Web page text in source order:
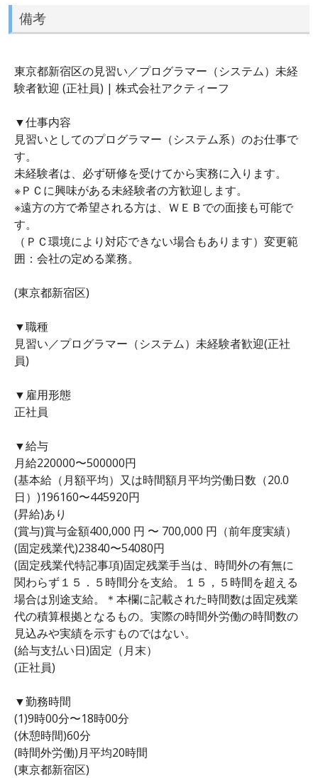
備考
東京都新宿区の見習い／プログラマー（システム）未経
験者歓迎 (正社員) | 株式会社アクティーフ
▼仕事内容
見習いとしてのプログラマー（システム系）のお仕事で
す。
未経験者は、必ず研修を受けてから実務に入ります。
※ＰＣに興味がある未経験者の方歓迎します。
※遠方の方で希望される方は、ＷＥＢでの面接も可能で
す。
（ＰＣ環境により対応できない場合もあります）変更範
囲：会社の定める業務。
(東京都新宿区)
▼職種
見習い／プログラマー（システム）未経験者歓迎(正社
員)
▼雇用形態
正社員
▼給与
月給220000〜500000円
(基本給（月額平均）又は時間額月平均労働日数（20.0
日）)196160〜445920円
(昇給)あり
(賞与)賞与金額400,000 円 〜 700,000 円（前年度実績）
(固定残業代)23840〜54080円
(固定残業代特記事項)固定残業手当は、時間外の有無に
関わらず１５．５時間分を支給。１５，５時間を超える
場合は別途支給。＊本欄に記載された時間数は固定残業
代の積算根拠となるもの。実際の時間外労働の時間数の
見込みや実績を示すものではない。
(給与支払い日)固定（月末）
(正社員)
▼勤務時間
(1)9時00分〜18時00分
(休憩時間)60分
(時間外労働)月平均20時間
(東京都新宿区)